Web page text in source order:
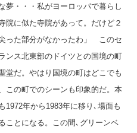
夢・・・私がヨーロッパで暮らし
院に似た寺院があって。だけど２
った部分がなかったわ」 このセ
ンス北東部のドイツとの国境の町
堂だ。やはり国境の町はどこでも
この町でのシーンも印象的だ。本
1972年から1983年に移り､場面も
ことになる。この間､グリーンベ